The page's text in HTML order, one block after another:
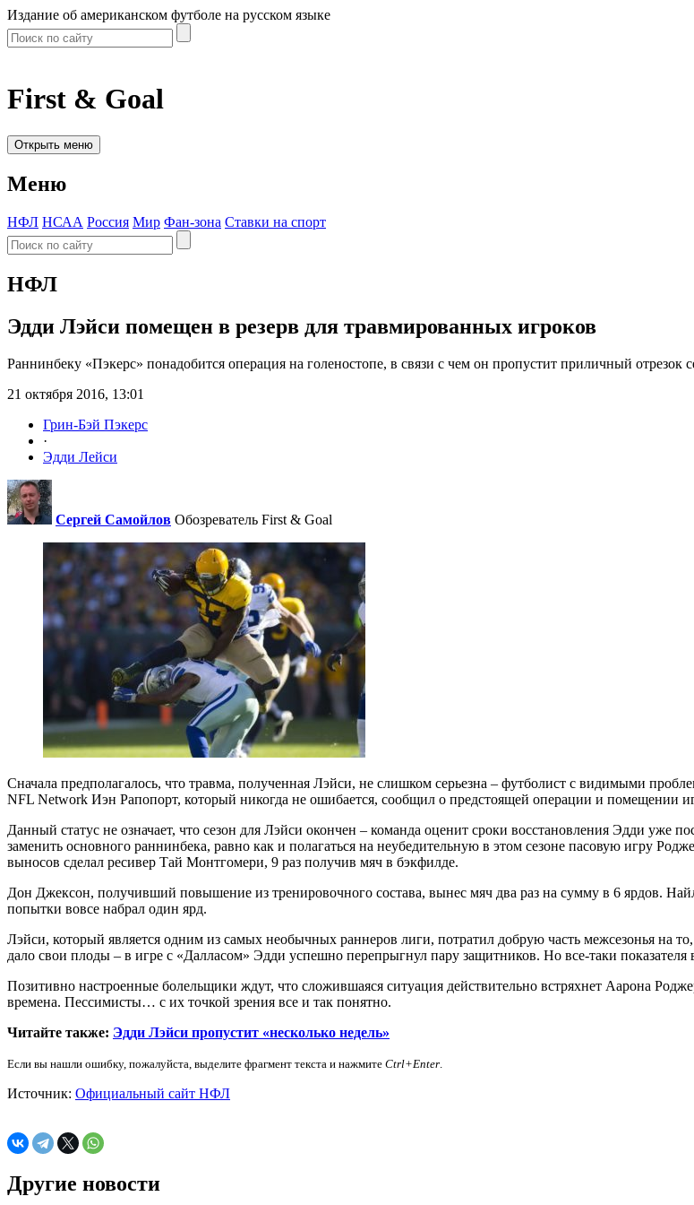
Издание об американском футболе на русском языке
First & Goal
Открыть меню
Меню
НФЛ НСАА Россия Мир Фан-зона Ставки на спорт
НФЛ
Эдди Лэйси помещен в резерв для травмированных игроков
Раннинбеку «Пэкерс» понадобится операция на голеностопе, в связи с чем он пропустит приличный отрезок
21 октября 2016, 13:01
Грин-Бэй Пэкерс
·
Эдди Лейси
Сергей Самойлов Обозреватель First & Goal
Сначала предполагалось, что травма, полученная Лэйси, не слишком серьезна – футболист с видимыми
NFL Network Иэн Рапопорт, который никогда не ошибается, сообщил о предстоящей операции и помещении
Данный статус не означает, что сезон для Лэйси окончен – команда оценит сроки восстановления Эдди уже
заменить основного раннинбека, равно как и полагаться на неубедительную в этом сезоне пасовую игру
выносов сделал ресивер Тай Монтгомери, 9 раз получив мяч в бэкфилде.
Дон Джексон, получивший повышение из тренировочного состава, вынес мяч два раз на сумму в 6 ярдов.
попытки вовсе набрал один ярд.
Лэйси, который является одним из самых необычных раннеров лиги, потратил добрую часть межсезонья на
дало свои плоды – в игре с «Далласом» Эдди успешно перепрыгнул пару защитников. Но все-таки
Позитивно настроенные болельщики ждут, что сложившаяся ситуация действительно встряхнет Аарона
времена. Пессимисты… с их точкой зрения все и так понятно.
Читайте также: Эдди Лэйси пропустит «несколько недель»
Если вы нашли ошибку, пожалуйста, выделите фрагмент текста и нажмите Ctrl+Enter.
Источник: Официальный сайт НФЛ
Другие новости